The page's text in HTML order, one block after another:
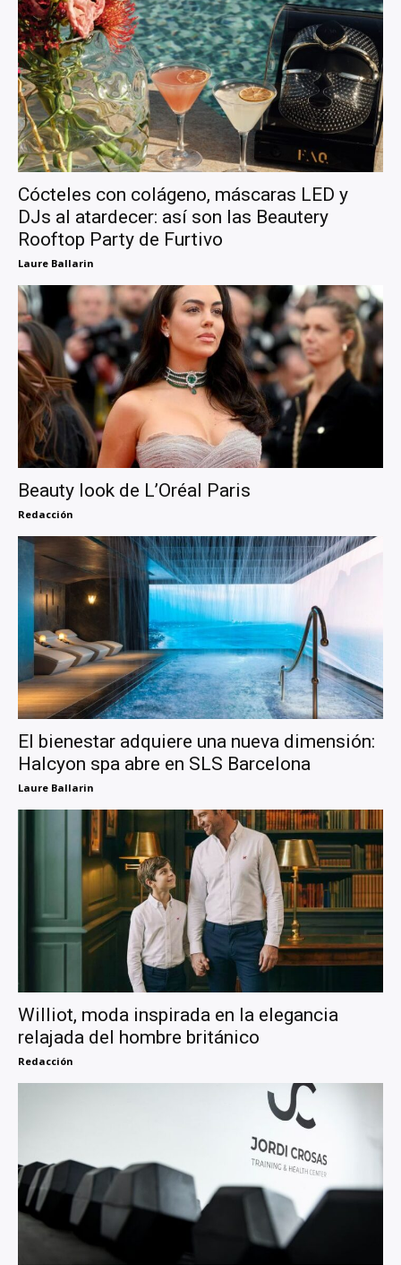
Cócteles con colágeno, máscaras LED y
DJs al atardecer: así son las Beautery
Rooftop Party de Furtivo
Laure Ballarin
Beauty look de L’Oréal Paris
Redacción
El bienestar adquiere una nueva dimensión:
Halcyon spa abre en SLS Barcelona
Laure Ballarin
Williot, moda inspirada en la elegancia
relajada del hombre británico
Redacción